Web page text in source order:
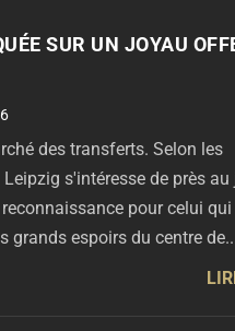
SUR UN JOYAU
des transferts. Selon les
s'intéresse de près au
pour celui
grands espoirs du centre